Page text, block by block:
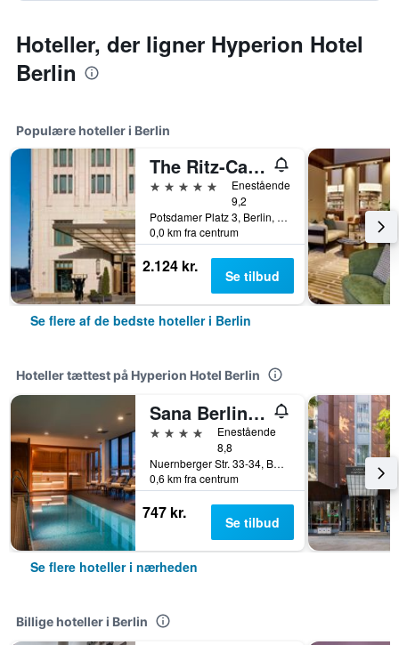
Hoteller, der ligner Hyperion Hotel
Berlin
Populære hoteller i Berlin
The Ritz-Carlton Berlin
5 stjerner
Enestående
9,2
Potsdamer Platz 3, Berlin, Tyskland
0,0 km fra centrum
2.124 kr. Se tilbud
Se flere af de bedste hoteller i Berlin
Hoteller tættest på Hyperion Hotel Berlin
Sana Berlin Hotel
4 stjerner
Enestående
8,8
Nuernberger Str. 33-34, Berlin, Tyskland
0,6 km fra centrum
747 kr. Se tilbud
Se flere hoteller i nærheden
Billige hoteller i Berlin